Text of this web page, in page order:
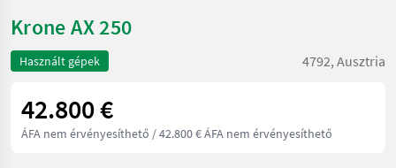
Krone AX 250
Használt gépek 4792, Ausztria
42.800 €
ÁFA nem érvényesíthető / 42.800 € ÁFA nem érvényesíthető